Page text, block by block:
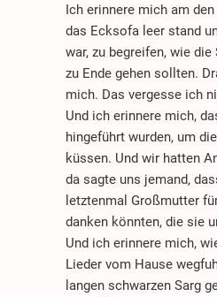
Ich erinnere mich am
das Ecksofa leer stand
war, zu begreifen, wie die
zu Ende gehen sollten.
mich. Das vergesse ich
Und ich erinnere mich,
hingeführt wurden, um
küssen. Und wir hatten
da sagte uns jemand,
letztenmal Großmutter
danken könnten, die sie
Und ich erinnere mich,
Lieder vom Hause
langen schwarzen Sarg